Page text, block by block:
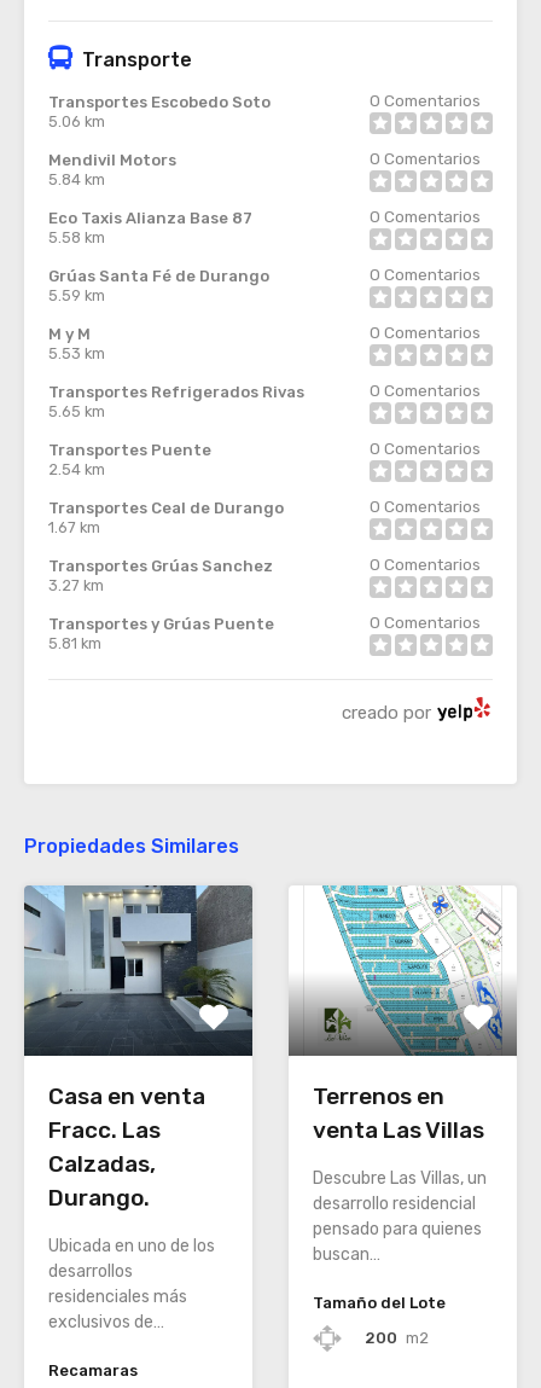
Transporte
Transportes Escobedo Soto
5.06 km
0 Comentarios
Mendivil Motors
5.84 km
0 Comentarios
Eco Taxis Alianza Base 87
5.58 km
0 Comentarios
Grúas Santa Fé de Durango
5.59 km
0 Comentarios
M y M
5.53 km
0 Comentarios
Transportes Refrigerados Rivas
5.65 km
0 Comentarios
Transportes Puente
2.54 km
0 Comentarios
Transportes Ceal de Durango
1.67 km
0 Comentarios
Transportes Grúas Sanchez
3.27 km
0 Comentarios
Transportes y Grúas Puente
5.81 km
0 Comentarios
creado por
Propiedades Similares
Casa en venta
Fracc. Las
Calzadas,
Durango.
Ubicada en uno de los
desarrollos
residenciales más
exclusivos de…
Recamaras
Terrenos en
venta Las Villas
Descubre Las Villas, un
desarrollo residencial
pensado para quienes
buscan…
Tamaño del Lote
200 m2